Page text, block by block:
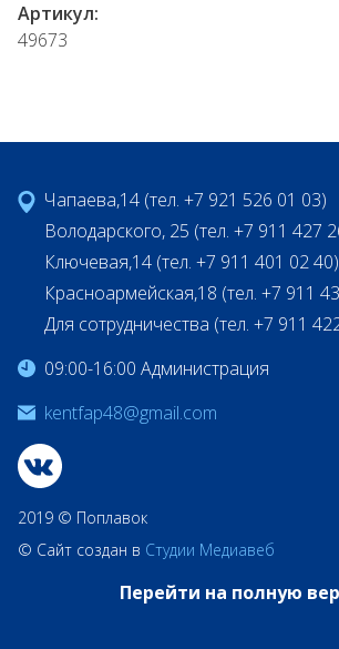
Артикул:
49673
Чапаева,14 (тел. +7 921 526 01 03)
Володарского, 25 (тел. +7 911 427
Ключевая,14 (тел. +7 911 401 02 40)
Красноармейская,18 (тел. +7 911
Для сотрудничества (тел. +7 911
09:00-16:00 Администрация
kentfap48@gmail.com
2019 © Поплавок
© Сайт создан в Студии Медиавеб
Перейти на полную